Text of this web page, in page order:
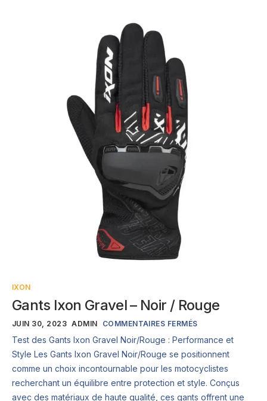
IXON
Gants Ixon Gravel – Noir / Rouge
JUIN 30, 2023 ADMIN COMMENTAIRES FERMÉS
Test des Gants Ixon Gravel Noir/Rouge : Performance et
Style Les Gants Ixon Gravel Noir/Rouge se positionnent
comme un choix incontournable pour les motocyclistes
recherchant un équilibre entre protection et style. Conçus
avec des matériaux de haute qualité, ces gants offrent une